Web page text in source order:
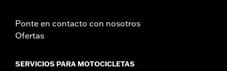
Ponte en contacto con nosotros
Ofertas
SERVICIOS PARA MOTOCICLETAS